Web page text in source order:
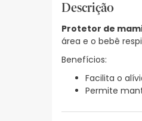
Descrição
Protetor de
área e o bebê
Benefícios:
Facilita o
Permite